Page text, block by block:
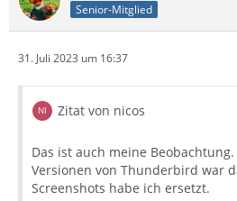
Senior-Mitglied
31. Juli 2023 um 16:37
Zitat von nicos
Das ist auch meine
Versionen von Thunderbird war
Screenshots habe ich ersetzt.